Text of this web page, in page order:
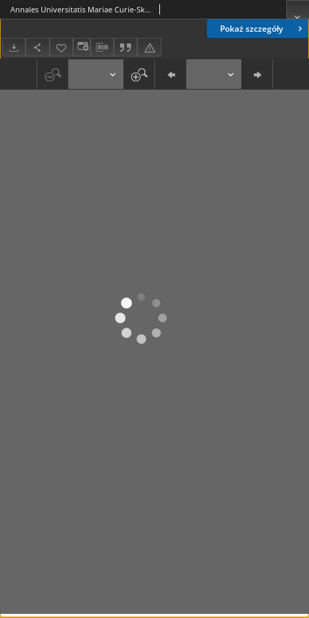
Pokaż szczegóły
Annales Universitatis Mariae Curie-Skłodowska. Sectio F, Nauki Humanistyczne Vol. 30 - okładka, strona tytułowa, spis treści